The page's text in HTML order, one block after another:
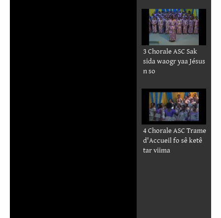
3 Chorale ASC Sak
sida waogr yaa Jésus
n so
4 Chorale ASC Trame
d'Accueil fo sê ketê
tar viima